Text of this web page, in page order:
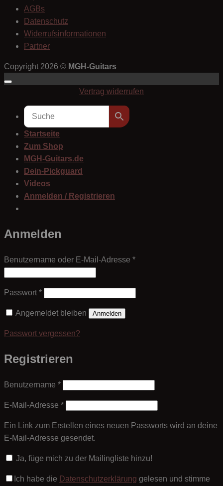
AGBs
Datenschutz
Widerrufsinformationen
Partner
Copyright 2026 © MGH-Guitars
Vertrag widerrufen
Startseite
Zum Shop
MGH-Guitars.de
Dein-Pickguard
Videos
Anmelden / Registrieren
Anmelden
Benutzername oder E-Mail-Adresse *Erforderlich
Passwort *Erforderlich
Angemeldet bleiben Anmelden
Passwort vergessen?
Registrieren
Benutzername *Erforderlich
E-Mail-Adresse *Erforderlich
Ein Link zum Erstellen eines neuen Passworts wird an deine
E-Mail-Adresse gesendet.
Ja, füge mich zu der Mailingliste hinzu!
Ich habe die Datenschutzerklärung gelesen und stimme